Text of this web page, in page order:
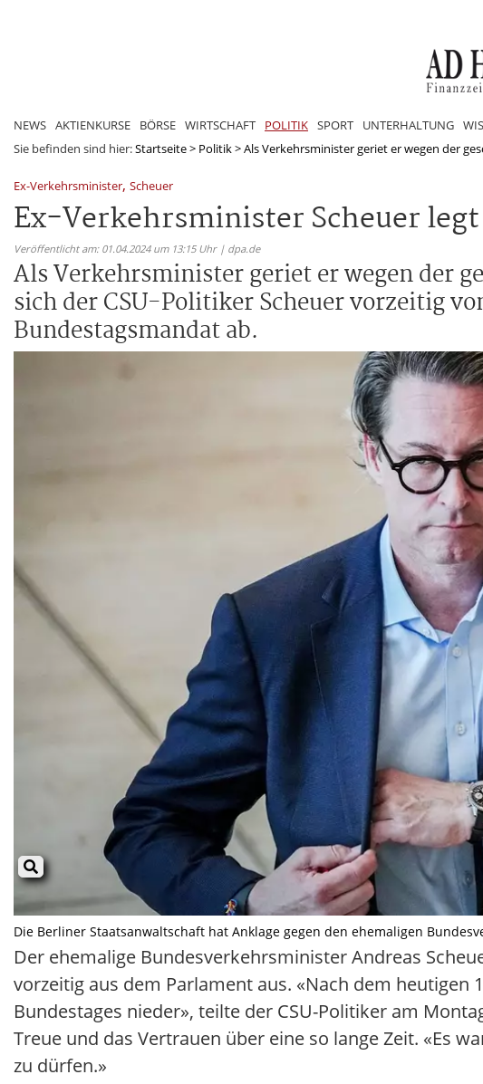
NEWS AKTIENKURSE BÖRSE WIRTSCHAFT POLITIK SPORT UNTERHALTUNG
Sie befinden sind hier:Startseite> Politik>Als Verkehrsminister geriet er wegen der
Ex-Verkehrsminister, Scheuer
Ex-Verkehrsminister Scheuer
Veröffentlicht am: 01.04.2024 um 13:15 Uhr | dpa.de
Als Verkehrsminister geriet er wegen der
sich der CSU-Politiker Scheuer vorzeitig
Bundestagsmandat ab.
Die Berliner Staatsanwaltschaft hat Anklage gegen den ehemaligen
Der ehemalige Bundesverkehrsminister Andreas
vorzeitig aus dem Parlament aus. «Nach dem
Bundestages nieder», teilte der CSU-Politiker am
Treue und das Vertrauen über eine so lange Zeit. «Es
zu dürfen.»